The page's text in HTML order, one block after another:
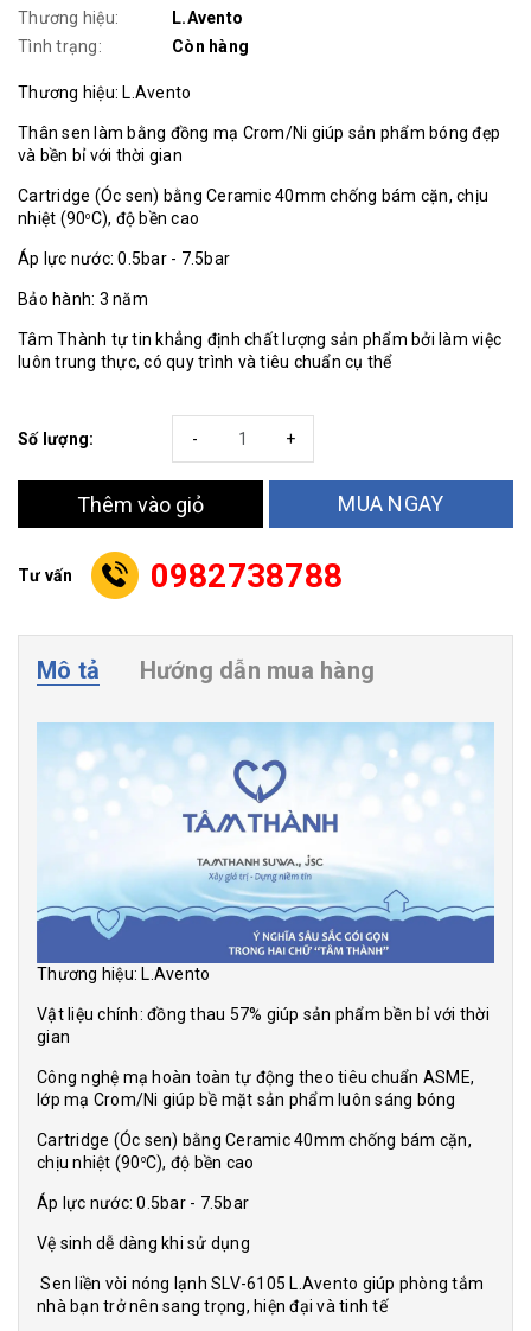
Thương hiệu:
L.Avento
Tình trạng:
Còn hàng
Thương hiệu: L.Avento
Thân sen làm bằng đồng mạ Crom/Ni giúp sản phẩm bóng đẹp
và bền bỉ với thời gian
Cartridge (Óc sen) bằng Ceramic 40mm chống bám cặn, chịu
nhiệt (90oC), độ bền cao
Áp lực nước: 0.5bar - 7.5bar
Bảo hành: 3 năm
Tâm Thành tự tin khẳng định chất lượng sản phẩm bởi làm việc
luôn trung thực, có quy trình và tiêu chuẩn cụ thể
Số lượng: +
-
Thêm vào giỏ MUA NGAY
Tư vấn 0982738788
Mô tả Hướng dẫn mua hàng
Thương hiệu: L.Avento
Vật liệu chính: đồng thau 57% giúp sản phẩm bền bỉ với thời
gian
Công nghệ mạ hoàn toàn tự động theo tiêu chuẩn ASME,
lớp mạ Crom/Ni giúp bề mặt sản phẩm luôn sáng bóng
Cartridge (Óc sen) bằng Ceramic 40mm chống bám cặn,
chịu nhiệt (90 oC), độ bền cao
Áp lực nước: 0.5bar - 7.5bar
Vệ sinh dễ dàng khi sử dụng
Sen liền vòi nóng lạnh SLV-6105 L.Avento giúp phòng tắm
nhà bạn trở nên sang trọng, hiện đại và tinh tế